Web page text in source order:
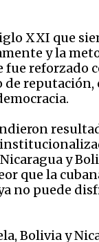
XXI que
y la
y
que la
no puede
Bolivia y